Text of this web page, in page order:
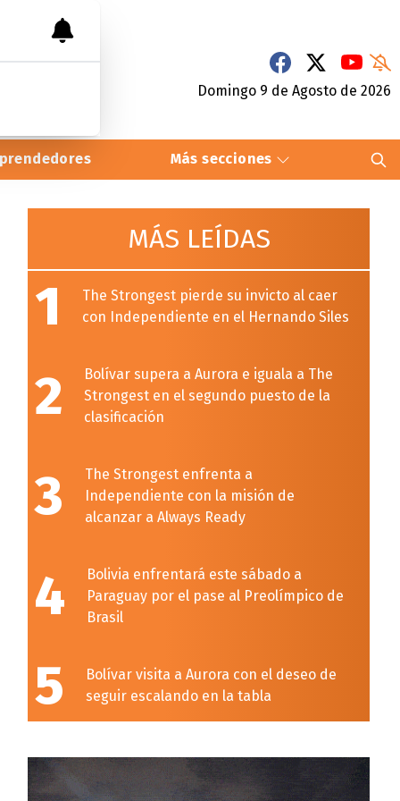
Domingo 9 de Agosto de 2026
Más secciones
MÁS LEÍDAS
1
The Strongest pierde su invicto al caer
con Independiente en el Hernando Siles
2
Bolívar supera a Aurora e iguala a The
Strongest en el segundo puesto de la
clasificación
3
The Strongest enfrenta a
Independiente con la misión de
alcanzar a Always Ready
4
Bolivia enfrentará este sábado a
Paraguay por el pase al Preolímpico de
Brasil
5
Bolívar visita a Aurora con el deseo de
seguir escalando en la tabla